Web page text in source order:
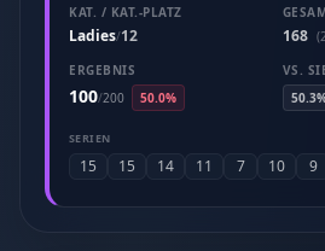
KAT. / KAT.-PLATZ
Ladies/12 168
ERGEBNIS
100/200 50.0%
VS.
SERIEN
15 15 14 11 7 10 9